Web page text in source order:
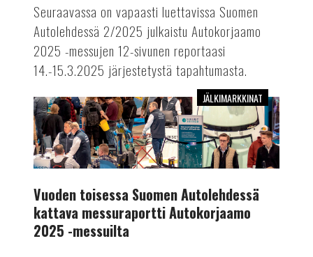
reportaasi
tapahtumasta
Seuraavassa on vapaasti luettavissa Suomen
Autolehdessä 2/2025 julkaistu Autokorjaamo
2025 -messujen 12-sivunen reportaasi
14.-15.3.2025 järjestetystä tapahtumasta.
Vuoden
toisessa
Suomen
Autolehdessä
kattava
messuraportti
Autokorjaamo
2025
-
JÄLKIMARKKINAT
Vuoden toisessa Suomen Autolehdessä
kattava messuraportti Autokorjaamo
2025 -messuilta